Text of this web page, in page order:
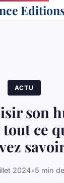
ACTU
son
ce
2024•5 min